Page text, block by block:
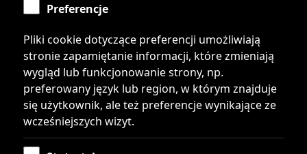
Przydatne
Często zadawane pytania
Rejestracja numeru
Szybkie kody USSD
O nas
Preferencje
Pliki cookie dotyczące preferencji umożliwiają
stronie zapamiętanie informacji, które zmieniają
wygląd lub funkcjonowanie strony, np.
preferowany język lub region, w którym znajduje
się użytkownik, ale też preferencje wynikające ze
wcześniejszych wizyt.